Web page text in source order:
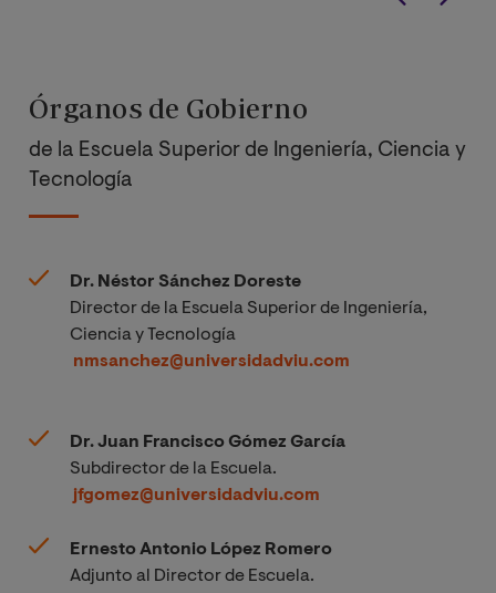
Órganos de Gobierno
de la Escuela Superior de Ingeniería, Ciencia y
Tecnología
Dr. Néstor Sánchez Doreste
Director de la Escuela Superior de Ingeniería,
Ciencia y Tecnología
nmsanchez@universidadviu.com
Dr. Juan Francisco Gómez García
Subdirector de la Escuela.
jfgomez@universidadviu.com
Ernesto Antonio López Romero
Adjunto al Director de Escuela.